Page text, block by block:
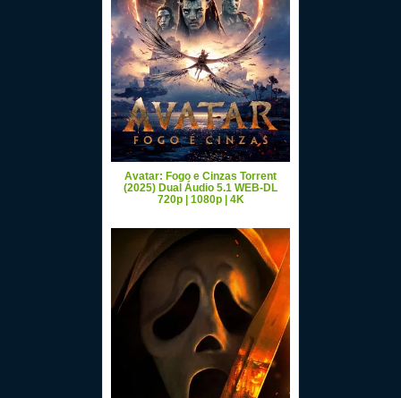
Avatar: Fogo e Cinzas Torrent
(2025) Dual Áudio 5.1 WEB-DL
720p | 1080p | 4K